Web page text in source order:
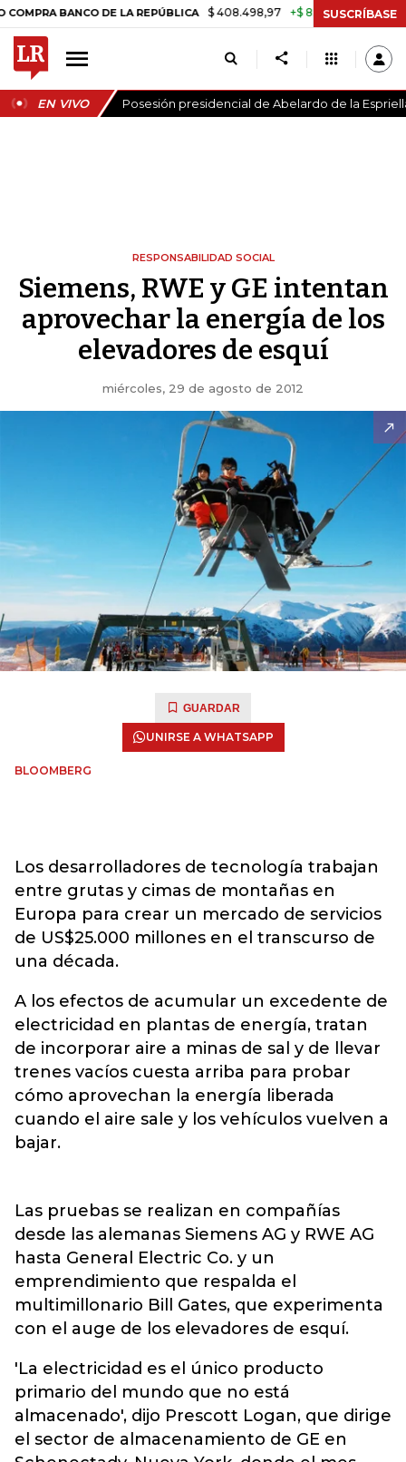
BANCO DE LA REPÚBLICA $ 408.498,97 +$ 8.753,81 +2,19%
SUSCRÍBASE
EN VIVO Posesión presidencial de Abelardo de la
RESPONSABILIDAD SOCIAL
Siemens, RWE y GE intentan
aprovechar la energía de los
elevadores de esquí
miércoles, 29 de agosto de 2012
GUARDAR
UNIRSE A WHATSAPP
BLOOMBERG
Los desarrolladores de tecnología trabajan
entre grutas y cimas de montañas en
Europa para crear un mercado de servicios
de US$25.000 millones en el transcurso de
una década.
A los efectos de acumular un excedente de
electricidad en plantas de energía, tratan
de incorporar aire a minas de sal y de llevar
trenes vacíos cuesta arriba para probar
cómo aprovechan la energía liberada
cuando el aire sale y los vehículos vuelven a
bajar.
Las pruebas se realizan en compañías
desde las alemanas Siemens AG y RWE AG
hasta General Electric Co. y un
emprendimiento que respalda el
multimillonario Bill Gates, que experimenta
con el auge de los elevadores de esquí.
'La electricidad es el único producto
primario del mundo que no está
almacenado', dijo Prescott Logan, que dirige
el sector de almacenamiento de GE en